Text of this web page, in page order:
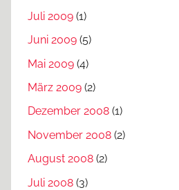
Juli 2009 (1)
Juni 2009 (5)
Mai 2009 (4)
März 2009 (2)
Dezember 2008 (1)
November 2008 (2)
August 2008 (2)
Juli 2008 (3)